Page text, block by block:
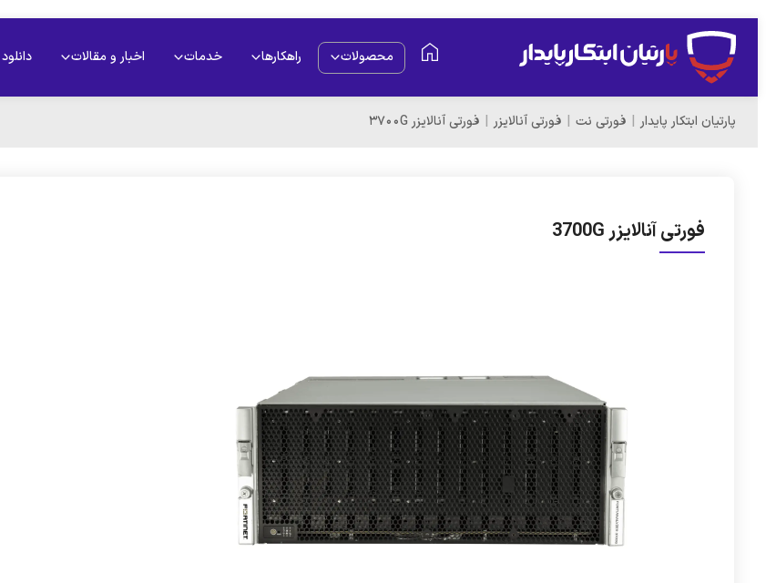
محصولات راهکارها خدمات اخبار و مقالات دانلود
پارتیان ابتکار پایدار فورتی نت فورتی آنالایزر فورتی آنالایزر 3700G
فورتی آنالایزر 3700G